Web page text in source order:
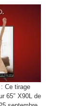
Ce tirage
65″ X90L de